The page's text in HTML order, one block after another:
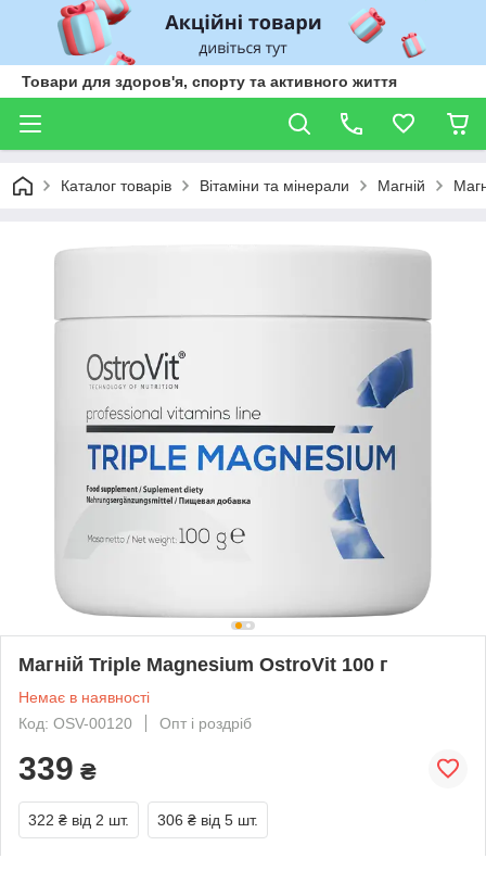
Товари для здоров'я, спорту та активного життя
Каталог товарів Вітаміни та мінерали Магній
Магній Triple Magnesium OstroVit 100 г
Немає в наявності
Код: OSV-00120
Опт і роздріб
339 ₴
322 ₴ від 2 шт. 306 ₴ від 5 шт.